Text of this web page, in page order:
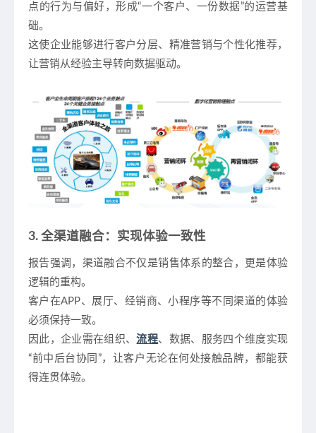
点的行为与偏好，形成“一个客户、一份数据”的运营基
础。
这使企业能够进行客户分层、精准营销与个性化推荐，
让营销从经验主导转向数据驱动。
3. 全渠道融合：实现体验一致性
报告强调，渠道融合不仅是销售体系的整合，更是体验
逻辑的重构。
客户在APP、展厅、经销商、小程序等不同渠道的体验
必须保持一致。
因此，企业需在组织、流程、数据、服务四个维度实现
“前中后台协同”，让客户无论在何处接触品牌，都能获
得连贯体验。